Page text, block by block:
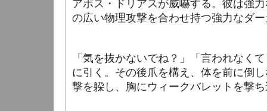
アポス・ドリアスが威嚇する。彼は強
の広い物理攻撃を合わせ持つ強力なダ
「気を抜かないでね？」「言われなく
に引く。その後爪を構え、体を前に倒
撃を躱し、胸にウィークバレットを撃